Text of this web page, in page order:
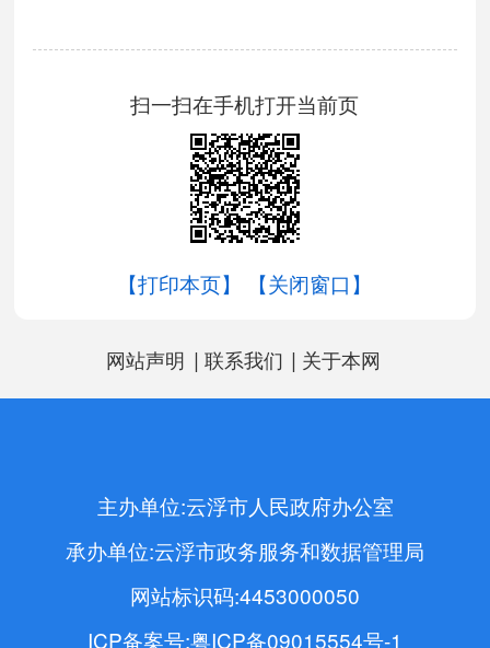
扫一扫在手机打开当前页
【打印本页】 【关闭窗口】
网站声明 | 联系我们 | 关于本网
主办单位:云浮市人民政府办公室
承办单位:云浮市政务服务和数据管理局
网站标识码:4453000050
ICP备案号:粤ICP备09015554号-1